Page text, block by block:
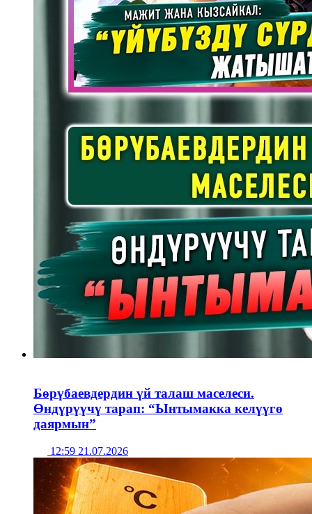
Бөрүбаевдердин үй талаш маселеси.
Өндүрүүчү тарап: “Ынтымакка келүүгө
даярмын”
12:59 21.07.2026